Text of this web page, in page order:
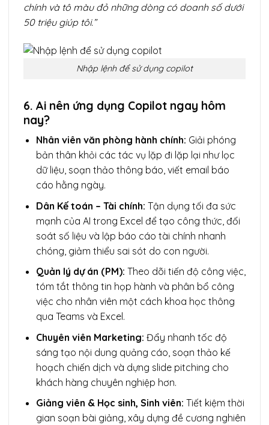
chính và tô màu đỏ những dòng có doanh số dưới
50 triệu giúp tôi.”
Nhập lệnh để sử dụng copilot
6. Ai nên ứng dụng Copilot ngay hôm
nay?
Nhân viên văn phòng hành chính: Giải phóng
bản thân khỏi các tác vụ lặp đi lặp lại như lọc
dữ liệu, soạn thảo thông báo, viết email báo
cáo hằng ngày.
Dân Kế toán – Tài chính: Tận dụng tối đa sức
mạnh của AI trong Excel để tạo công thức, đối
soát số liệu và lập báo cáo tài chính nhanh
chóng, giảm thiểu sai sót do con người.
Quản lý dự án (PM): Theo dõi tiến độ công việc,
tóm tắt thông tin họp hành và phân bổ công
việc cho nhân viên một cách khoa học thông
qua Teams và Excel.
Chuyên viên Marketing: Đẩy nhanh tốc độ
sáng tạo nội dung quảng cáo, soạn thảo kế
hoạch chiến dịch và dựng slide pitching cho
khách hàng chuyên nghiệp hơn.
Giảng viên & Học sinh, Sinh viên: Tiết kiệm thời
gian soạn bài giảng, xây dựng đề cương nghiên